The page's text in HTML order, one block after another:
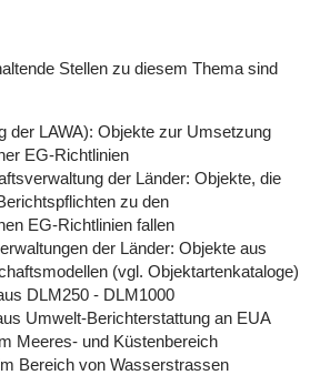
Stellen zu diesem Thema sind
der LAWA): Objekte zur Umsetzung
EG-Richtlinien
der Länder: Objekte, die
zu den
EG-Richtlinien fallen
der Länder: Objekte aus
(vgl. Objektartenkataloge)
DLM250 - DLM1000
Umwelt-Berichterstattung an EUA
Meeres- und Küstenbereich
Bereich von Wasserstrassen